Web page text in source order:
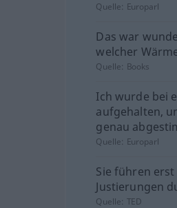
Quelle: Europarl
Das war
welcher
Quelle: Books
Ich wurde bei
aufgehalten,
genau
Quelle: Europarl
Sie führen
Justierungen
Quelle: TED